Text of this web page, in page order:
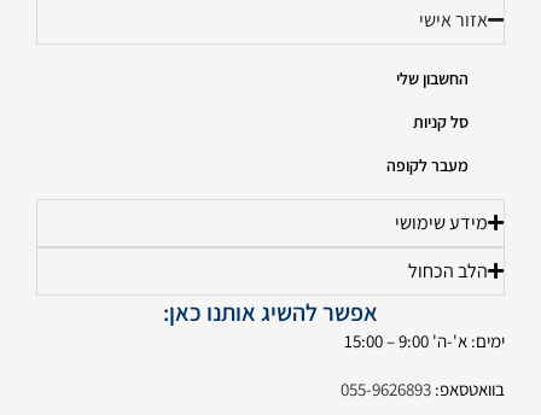
אזור אישי
החשבון שלי
סל קניות
מעבר לקופה
מידע שימושי
הלב הכחול
אפשר להשיג אותנו כאן:
ימים: א'-ה' 9:00 – 15:00
בוואטסאפ: 055-9626893